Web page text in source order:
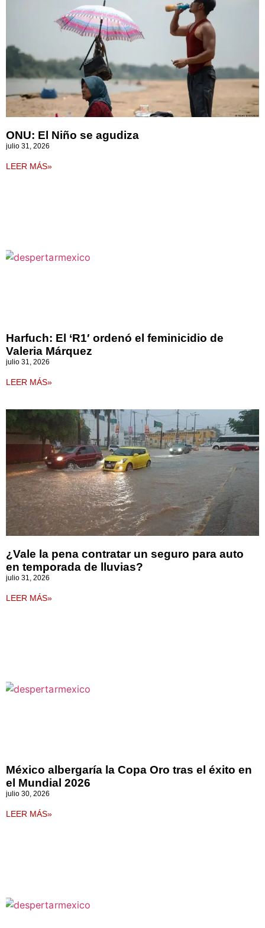
ONU: El Niño se agudiza
julio 31, 2026
LEER MÁS»
Harfuch: El ‘R1′ ordenó el feminicidio de
Valeria Márquez
julio 31, 2026
LEER MÁS»
¿Vale la pena contratar un seguro para auto
en temporada de lluvias?
julio 31, 2026
LEER MÁS»
México albergaría la Copa Oro tras el éxito en
el Mundial 2026
julio 30, 2026
LEER MÁS»